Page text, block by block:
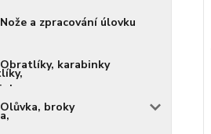
Nože a zpracování úlovku
Obratlíky, karabinky
Olůvka, broky